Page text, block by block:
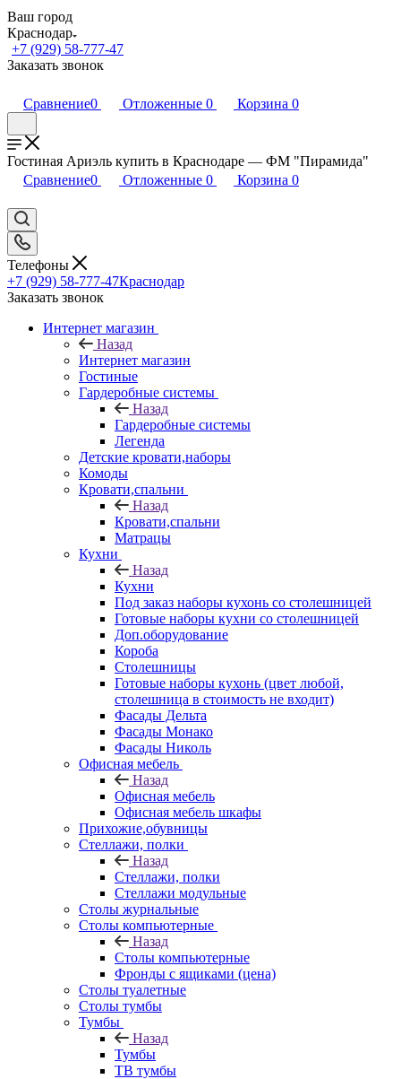
Ваш город
Краснодар
+7 (929) 58-777-47
Заказать звонок
Сравнение0 Отложенные 0 Корзина 0
Гостиная Ариэль купить в Краснодаре — ФМ "Пирамида"
Сравнение0 Отложенные 0 Корзина 0
Телефоны
+7 (929) 58-777-47Краснодар
Заказать звонок
Интернет магазин
Назад
Интернет магазин
Гостиные
Гардеробные системы
Назад
Гардеробные системы
Легенда
Детские кровати,наборы
Комоды
Кровати,спальни
Назад
Кровати,спальни
Матрацы
Кухни
Назад
Кухни
Под заказ наборы кухонь со столешницей
Готовые наборы кухни со столешницей
Доп.оборудование
Короба
Столешницы
Готовые наборы кухонь (цвет любой,
столешница в стоимость не входит)
Фасады Дельта
Фасады Монако
Фасады Николь
Офисная мебель
Назад
Офисная мебель
Офисная мебель шкафы
Прихожие,обувницы
Стеллажи, полки
Назад
Стеллажи, полки
Стеллажи модульные
Столы журнальные
Столы компьютерные
Назад
Столы компьютерные
Фронды с ящиками (цена)
Столы туалетные
Столы тумбы
Тумбы
Назад
Тумбы
ТВ тумбы